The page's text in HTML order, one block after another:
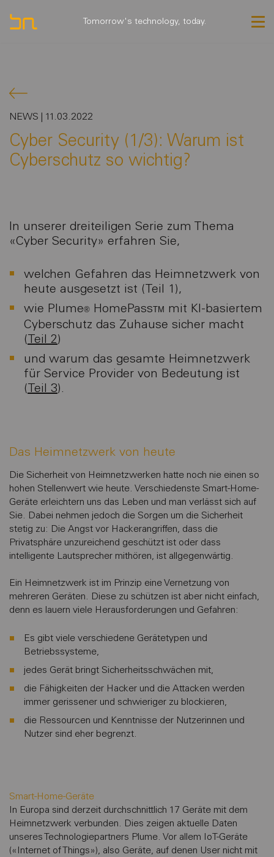
Tomorrow's technology, today.
NEWS | 11.03.2022
Cyber Security (1/3): Warum ist
Cyberschutz so wichtig?
In unserer dreiteiligen Serie zum Thema
«Cyber Security» erfahren Sie,
welchen Gefahren das Heimnetzwerk von
heute ausgesetzt ist (Teil 1),
wie Plume® HomePassTM mit KI-basiertem
Cyberschutz das Zuhause sicher macht
(Teil 2)
und warum das gesamte Heimnetzwerk
für Service Provider von Bedeutung ist
(Teil 3).
Das Heimnetzwerk von heute
Die Sicherheit von Heimnetzwerken hatte noch nie einen so
hohen Stellenwert wie heute. Verschiedenste Smart-Home-
Geräte erleichtern uns das Leben und man verlässt sich auf
Sie. Dabei nehmen jedoch die Sorgen um die Sicherheit
stetig zu: Die Angst vor Hackerangriffen, dass die
Privatsphäre unzureichend geschützt ist oder dass
intelligente Lautsprecher mithören, ist allgegenwärtig.
Ein Heimnetzwerk ist im Prinzip eine Vernetzung von
mehreren Geräten. Diese zu schützen ist aber nicht einfach,
denn es lauern viele Herausforderungen und Gefahren:
Es gibt viele verschiedene Gerätetypen und
Betriebssysteme,
jedes Gerät bringt Sicherheitsschwächen mit,
die Fähigkeiten der Hacker und die Attacken werden
immer gerissener und schwieriger zu blockieren,
die Ressourcen und Kenntnisse der Nutzerinnen und
Nutzer sind eher begrenzt.
Smart-Home-Geräte
In Europa sind derzeit durchschnittlich 17 Geräte mit dem
Heimnetzwerk verbunden. Dies zeigen aktuelle Daten
unseres Technologiepartners Plume. Vor allem IoT-Geräte
(«Internet of Things»), also Geräte, auf denen User nicht mit